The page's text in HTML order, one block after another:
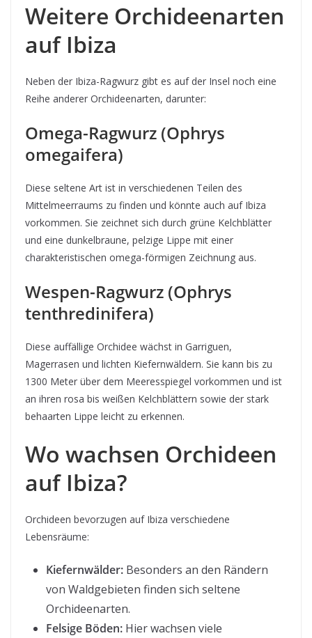
Weitere Orchideenarten
auf Ibiza
Neben der Ibiza-Ragwurz gibt es auf der Insel noch eine
Reihe anderer Orchideenarten, darunter:
Omega-Ragwurz (Ophrys
omegaifera)
Diese seltene Art ist in verschiedenen Teilen des
Mittelmeerraums zu finden und könnte auch auf Ibiza
vorkommen. Sie zeichnet sich durch grüne Kelchblätter
und eine dunkelbraune, pelzige Lippe mit einer
charakteristischen omega-förmigen Zeichnung aus.
Wespen-Ragwurz (Ophrys
tenthredinifera)
Diese auffällige Orchidee wächst in Garriguen,
Magerrasen und lichten Kiefernwäldern. Sie kann bis zu
1300 Meter über dem Meeresspiegel vorkommen und ist
an ihren rosa bis weißen Kelchblättern sowie der stark
behaarten Lippe leicht zu erkennen.
Wo wachsen Orchideen
auf Ibiza?
Orchideen bevorzugen auf Ibiza verschiedene
Lebensräume:
Kiefernwälder: Besonders an den Rändern
von Waldgebieten finden sich seltene
Orchideenarten.
Felsige Böden: Hier wachsen viele